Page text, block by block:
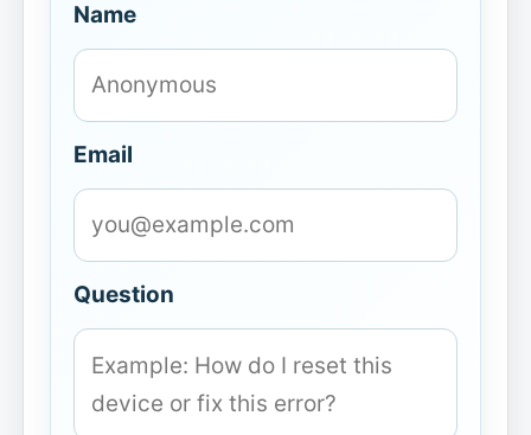
Name
Email
Question